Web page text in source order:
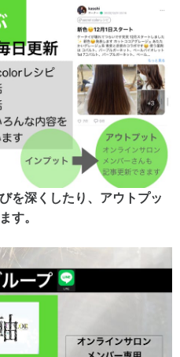
を深くしたり、アウトプッ
す。